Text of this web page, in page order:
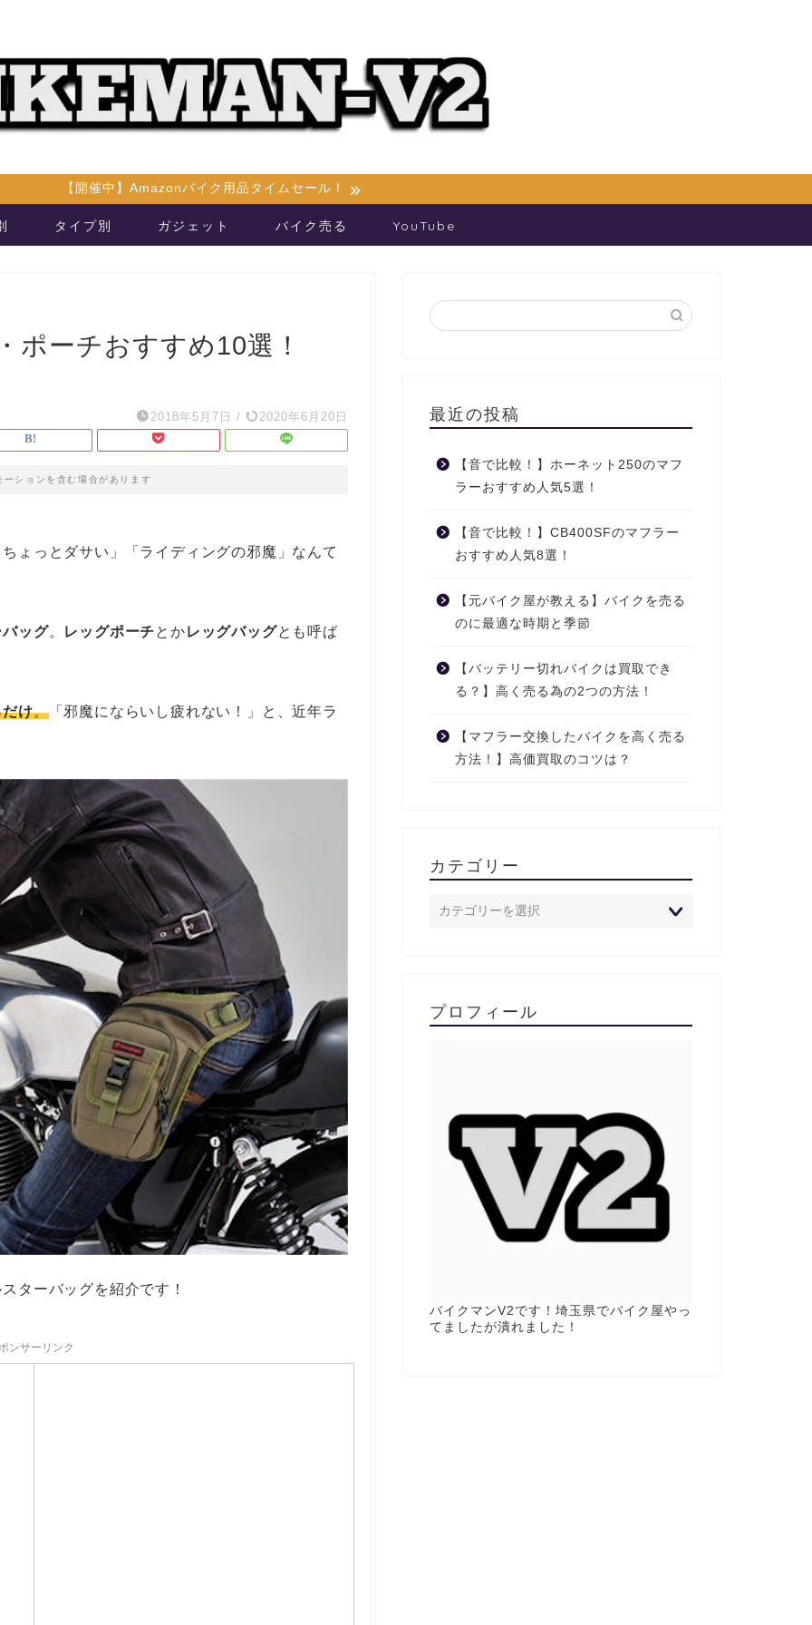
【開催中】Amazonバイク用品タイムセール！
タイプ別 ガジェット バイク売る YouTube
ポーチおすすめ10選！
2018年5月7日 / 2020年6月20日
ーションを含む場合があります
ょっとダサい」「ライディングの邪魔」なんて
ッグ。 レッグポーチとかレッグバッグとも呼ば
け。「邪魔にならいし疲れない！」と、近年ラ
ターバッグを紹介です！
ンサーリンク
最近の投稿
【音で比較！】ホーネット250のマフ
ラーおすすめ人気5選！
【音で比較！】CB400SFのマフラー
おすすめ人気8選！
【元バイク屋が教える】バイクを売る
のに最適な時期と季節
【バッテリー切れバイクは買取でき
る？】高く売る為の2つの方法！
【マフラー交換したバイクを高く売る
方法！】高価買取のコツは？
カテゴリー
プロフィール
バイクマンV2です！埼玉県でバイク屋やっ
てましたが潰れました！